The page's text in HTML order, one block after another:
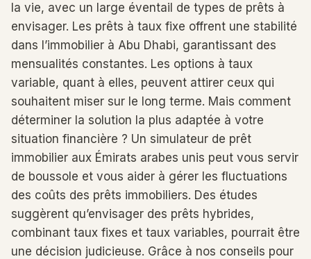
la vie, avec un large éventail de types de prêts à
envisager. Les prêts à taux fixe offrent une stabilité
dans l’immobilier à Abu Dhabi, garantissant des
mensualités constantes. Les options à taux
variable, quant à elles, peuvent attirer ceux qui
souhaitent miser sur le long terme. Mais comment
déterminer la solution la plus adaptée à votre
situation financière ? Un simulateur de prêt
immobilier aux Émirats arabes unis peut vous servir
de boussole et vous aider à gérer les fluctuations
des coûts des prêts immobiliers. Des études
suggèrent qu’envisager des prêts hybrides,
combinant taux fixes et taux variables, pourrait être
une décision judicieuse. Grâce à nos conseils pour